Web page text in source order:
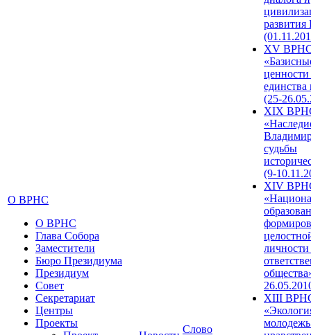
О ВРНС
О ВРНС
Глава Собора
Заместители
Бюро Президиума
Президиум
Совет
Секретариат
Центры
Проекты
Слово
развития
XV
единства
(25-
XIX
судьбы
(9-
XIV
XIII